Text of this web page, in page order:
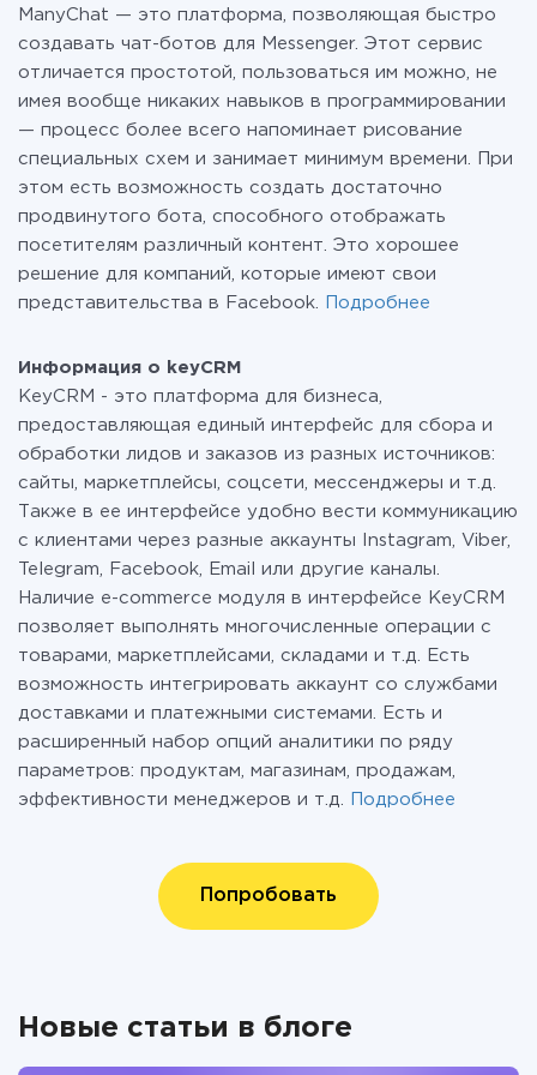
отарифах
ManyChat — это платформа, позволяющая быстро
создавать чат-ботов для Messenger. Этот сервис
отличается простотой, пользоваться им можно, не
имея вообще никаких навыков в программировании
— процесс более всего напоминает рисование
специальных схем и занимает минимум времени. При
этом есть возможность создать достаточно
продвинутого бота, способного отображать
посетителям различный контент. Это хорошее
решение для компаний, которые имеют свои
представительства в Facebook.
Подробнее
Информация о keyCRM
KeyCRM - это платформа для бизнеса,
предоставляющая единый интерфейс для сбора и
обработки лидов и заказов из разных источников:
сайты, маркетплейсы, соцсети, мессенджеры и т.д.
Также в ее интерфейсе удобно вести коммуникацию
с клиентами через разные аккаунты Instagram, Viber,
Telegram, Facebook, Email или другие каналы.
Наличие e-commerce модуля в интерфейсе KeyCRM
позволяет выполнять многочисленные операции с
товарами, маркетплейсами, складами и т.д. Есть
возможность интегрировать аккаунт со службами
доставками и платежными системами. Есть и
расширенный набор опций аналитики по ряду
параметров: продуктам, магазинам, продажам,
эффективности менеджеров и т.д.
Подробнее
Попробовать
Новые статьи в блоге